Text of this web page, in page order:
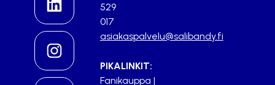
529
017
asiakaspalvelu@salibandy.fi
PIKALINKIT:
Fanikauppa |